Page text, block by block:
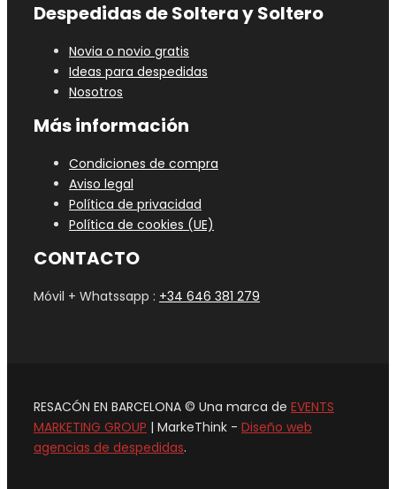
Despedidas de Soltera y Soltero
Novia o novio gratis
Ideas para despedidas
Nosotros
Más información
Condiciones de compra
Aviso legal
Política de privacidad
Política de cookies (UE)
CONTACTO
Móvil + Whatssapp : +34 646 381 279
RESACÓN EN BARCELONA © Una marca de EVENTS
MARKETING GROUP | MarkeThink - Diseño web
agencias de despedidas.